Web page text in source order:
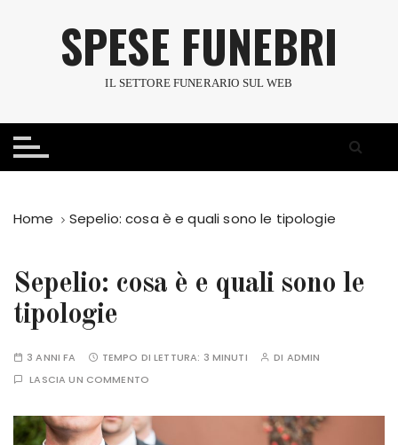
a
SPESE FUNEBRI
IL SETTORE FUNERARIO SUL WEB
Home Sepelio: cosa è e quali sono le tipologie
Sepelio: cosa è e quali sono le
tipologie
3 ANNI FA TEMPO DI LETTURA: 3 MINUTI DI ADMIN
LASCIA UN COMMENTO